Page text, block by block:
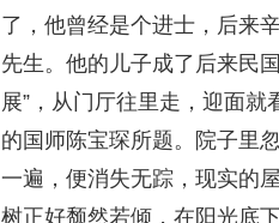
了，他曾经是个进士，后来
先生。他的儿子成了后来民
展”，从门厅往里走，迎面
的国师陈宝琛所题。院子里
一遍，便消失无踪，现实的
树正好颓然若倾，在阳光底